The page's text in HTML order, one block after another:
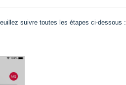
suivre toutes les étapes ci-dessous :